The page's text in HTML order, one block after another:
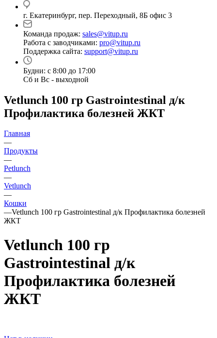
г. Екатеринбург, пер. Переходный, 8Б офис 3
Команда продаж: sales@vitup.ru
Работа с заводчиками: pro@vitup.ru
Поддержка сайта: support@vitup.ru
Будни: с 8:00 до 17:00
Сб и Вс - выходной
Vetlunch 100 гр Gastrointestinal д/к
Профилактика болезней ЖКТ
Главная
—
Продукты
—
Petlunch
—
Vetlunch
—
Кошки
—Vetlunch 100 гр Gastrointestinal д/к Профилактика болезней
ЖКТ
Vetlunch 100 гр
Gastrointestinal д/к
Профилактика болезней
ЖКТ